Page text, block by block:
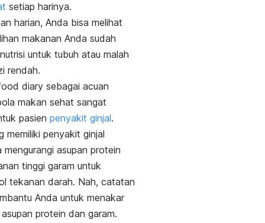
setiap harinya.
harian, Anda bisa melihat
makanan Anda sudah
untuk tubuh atau malah
rendah.
diary sebagai acuan
makan sehat sangat
pasien penyakit ginjal.
memiliki penyakit ginjal
mengurangi asupan protein
tinggi garam untuk
tekanan darah. Nah, catatan
Anda untuk menakar
protein dan garam.